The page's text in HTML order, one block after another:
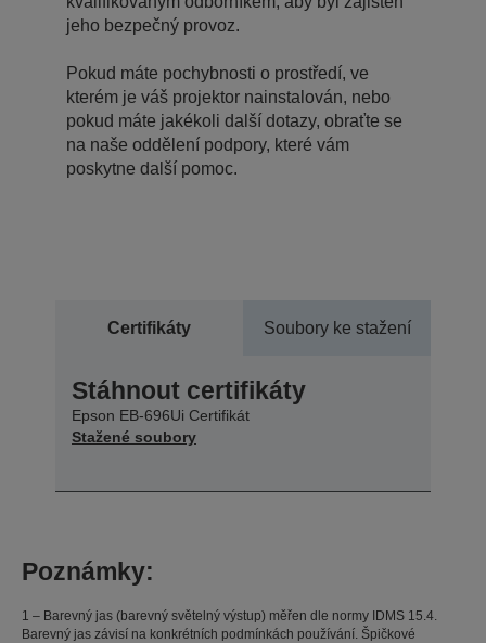
jeho bezpečný provoz.
Pokud máte pochybnosti o prostředí, ve
kterém je váš projektor nainstalován, nebo
pokud máte jakékoli další dotazy, obraťte se
na naše oddělení podpory, které vám
poskytne další pomoc.
Certifikáty Soubory ke stažení
Stáhnout certifikáty
Epson EB-696Ui Certifikát
Stažené soubory
Poznámky:
1 – Barevný jas (barevný světelný výstup) měřen dle normy IDMS 15.4.
Barevný jas závisí na konkrétních podmínkách používání. Špičkové